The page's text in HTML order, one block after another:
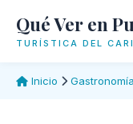
Qué Ver en
TURÍSTICA DEL
Inicio Gastronomía